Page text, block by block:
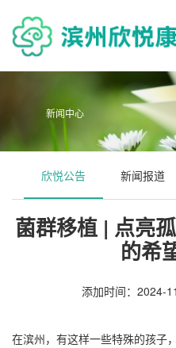
新闻中心
欣悦公告 新闻报道
菌群移植 | 点亮
的希
添加时间：2024-
在滨州，有这样一些特殊的孩子